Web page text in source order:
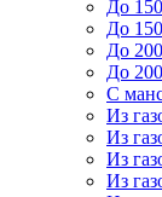
До
До
До
До
С
Из
Из
Из
Из